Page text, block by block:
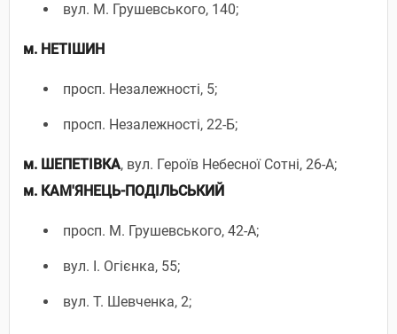
вул. М. Грушевського, 140;
м. НЕТІШИН
просп. Незалежності, 5;
просп. Незалежності, 22-Б;
м. ШЕПЕТІВКА, вул. Героїв Небесної Сотні, 26-А;
м. КАМ'ЯНЕЦЬ-ПОДІЛЬСЬКИЙ
просп. М. Грушевського, 42-А;
вул. І. Огієнка, 55;
вул. Т. Шевченка, 2;